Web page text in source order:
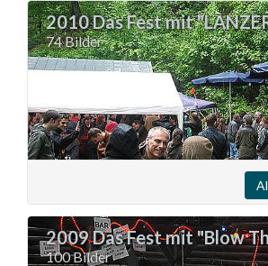
2010 Das Fest mit
74 Bilder
2009 Das Fest mit "Blow
100 Bilder